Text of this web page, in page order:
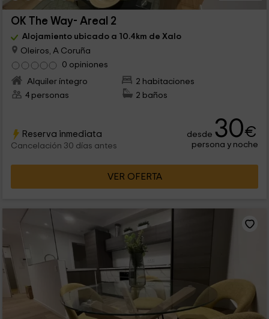
OK The Way- Areal 2
Alojamiento ubicado a 10.4km de Xalo
Oleiros, A Coruña
0 opiniones
Alquiler íntegro
2 habitaciones
4 personas
2 baños
Reserva inmediata
Cancelación 30 días antes
desde 30€
persona y noche
VER OFERTA